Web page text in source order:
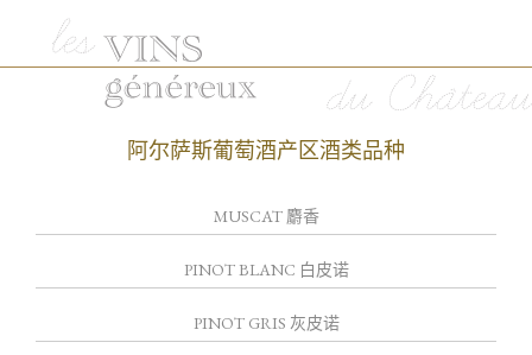
阿尔萨斯葡萄酒产区酒类品种
MUSCAT 麝香
PINOT BLANC 白皮诺
PINOT GRIS 灰皮诺